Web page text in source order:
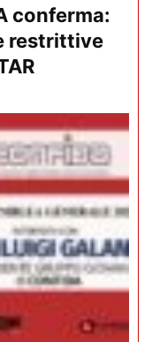
conferma:
restrittive